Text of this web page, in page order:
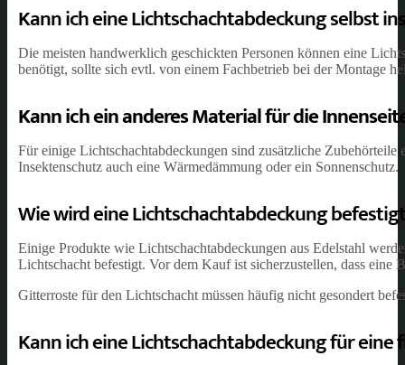
Kann ich eine Lichtschachtabdeckung selbst
Die meisten handwerklich geschickten Personen können eine
benötigt, sollte sich evtl. von einem Fachbetrieb bei der Montage
Kann ich ein anderes Material für die
Für einige Lichtschachtabdeckungen sind zusätzliche Zubehörteile
Insektenschutz auch eine Wärmedämmung oder ein Sonnenschutz.
Wie wird eine Lichtschachtabdeckung
Einige Produkte wie Lichtschachtabdeckungen aus Edelstahl
Lichtschacht befestigt. Vor dem Kauf ist sicherzustellen, dass
Gitterroste für den Lichtschacht müssen häufig nicht gesondert
Kann ich eine Lichtschachtabdeckung für eine